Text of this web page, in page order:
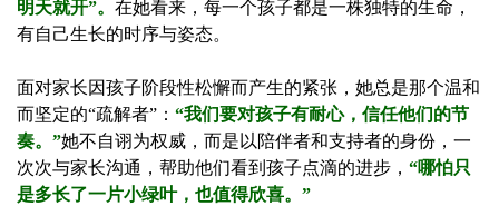
明天就开”。 在她看来，每一个孩子都是一株独特的生命，
有自己生长的时序与姿态。
面对家长因孩子阶段性松懈而产生的紧张，她总是那个温和
而坚定的“疏解者”： “我们要对孩子有耐心，信任他们的节
奏。”她不自诩为权威，而是以陪伴者和支持者的身份，一
次次与家长沟通，帮助他们看到孩子点滴的进步， “哪怕只
是多长了一片小绿叶，也值得欣喜。”